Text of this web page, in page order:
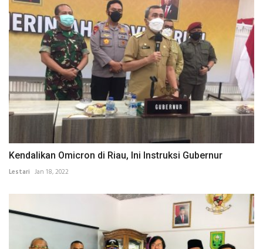
Kendalikan Omicron di Riau, Ini Instruksi Gubernur
Lestari Jan 18, 2022